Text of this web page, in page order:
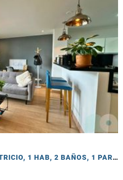
ARRIENDO APTO, SAN PATRICIO, 1 HAB, 2 BAÑOS, 1 PARQ Y DEPÓSITO